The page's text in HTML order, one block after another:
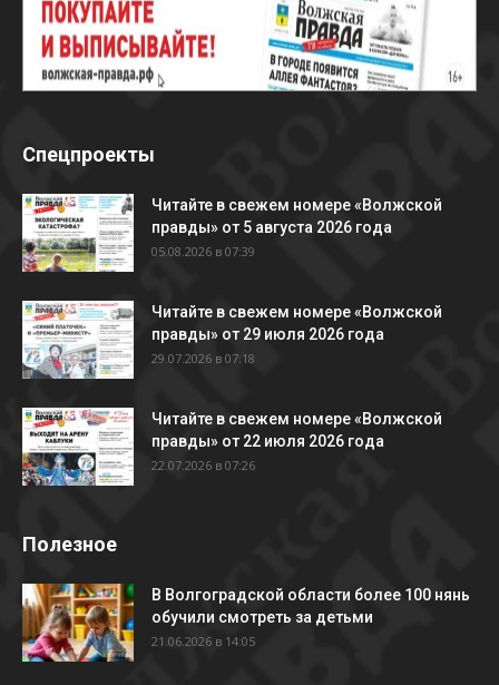
Спецпроекты
Читайте в свежем номере «Волжской
правды» от 5 августа 2026 года
05.08.2026 в 07:39
Читайте в свежем номере «Волжской
правды» от 29 июля 2026 года
29.07.2026 в 07:18
Читайте в свежем номере «Волжской
правды» от 22 июля 2026 года
22.07.2026 в 07:26
Полезное
В Волгоградской области более 100 нянь
обучили смотреть за детьми
21.06.2026 в 14:05